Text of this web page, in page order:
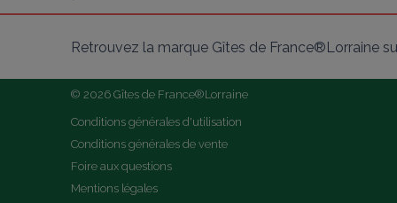
Retrouvez la marque Gîtes de France®Lorraine
© 2026 Gîtes de France®Lorraine
Conditions générales d'utilisation
Conditions générales de vente
Foire aux questions
Mentions légales